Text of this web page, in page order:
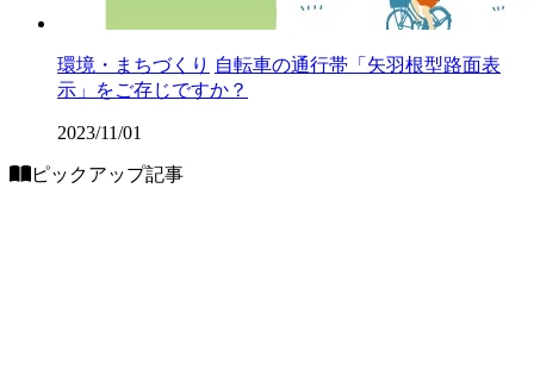
環境・まちづくり 自転車の通行帯「矢羽根型路面表
示」をご存じですか？
2023/11/01
ピックアップ記事